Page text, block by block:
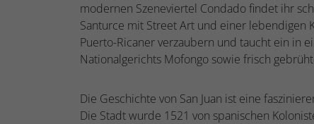
modernen Szeneviertel Condado findet ihr
Santurce mit Street Art und einer lebendigen
Puerto-Ricaner verzaubern und taucht ein in
Nationalgerichts Mofongo sowie frisch
Die Geschichte von San Juan ist eine
Die Stadt wurde 1521 von spanischen